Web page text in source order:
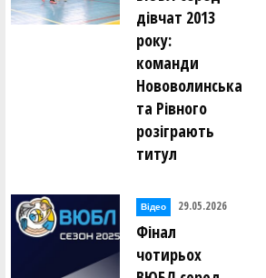
дівчат 2013
року:
команди
Нововолинська
та Рівного
розіграють
титул
Відео 29.05.2026
Фінал
чотирьох